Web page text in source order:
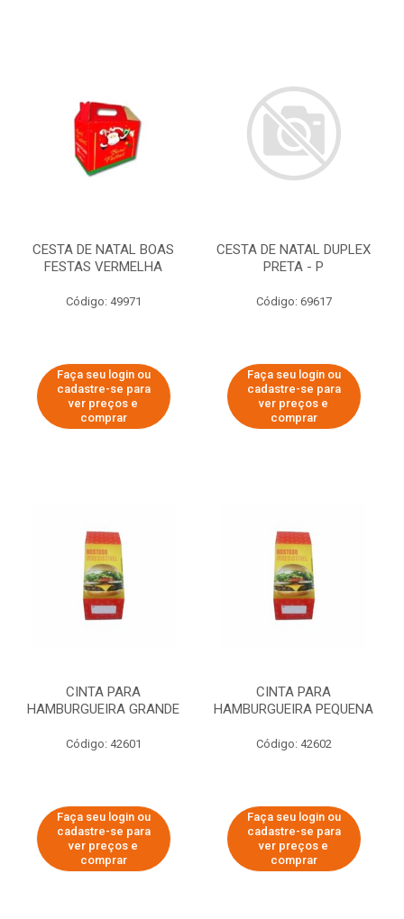
CESTA DE NATAL BOAS
FESTAS VERMELHA
Código: 49971
Faça seu login ou
cadastre-se para
ver preços e
comprar
CESTA DE NATAL DUPLEX
PRETA - P
Código: 69617
Faça seu login ou
cadastre-se para
ver preços e
comprar
CINTA PARA
HAMBURGUEIRA GRANDE
Código: 42601
Faça seu login ou
cadastre-se para
ver preços e
comprar
CINTA PARA
HAMBURGUEIRA PEQUENA
Código: 42602
Faça seu login ou
cadastre-se para
ver preços e
comprar